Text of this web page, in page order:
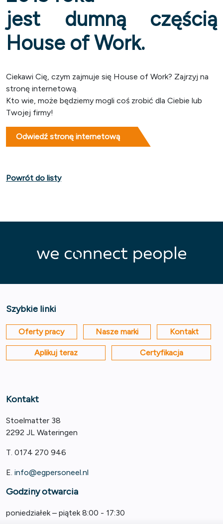
jest dumną częścią
House of Work.
Ciekawi Cię, czym zajmuje się House of Work? Zajrzyj na
stronę internetową.
Kto wie, może będziemy mogli coś zrobić dla Ciebie lub
Twojej firmy!
Odwiedź stronę internetową
Powrót do listy
Szybkie linki
Oferty pracy Nasze marki Kontakt
Aplikuj teraz Certyfikacja
Kontakt
Stoelmatter 38
2292 JL Wateringen
T. 0174 270 946
E. info@egpersoneel.nl
Godziny otwarcia
poniedziałek – piątek 8:00 - 17:30